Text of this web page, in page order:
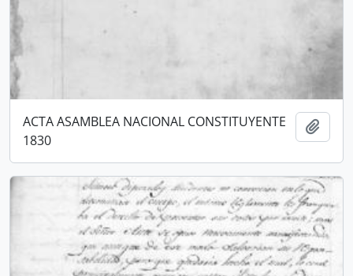
ACTA ASAMBLEA NACIONAL CONSTITUYENTE
1830